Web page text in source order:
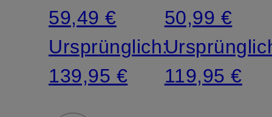
59,49 €
Ursprünglich:
139,95 €
50,99 €
119,95 €